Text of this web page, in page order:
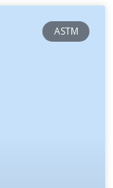
ASTM